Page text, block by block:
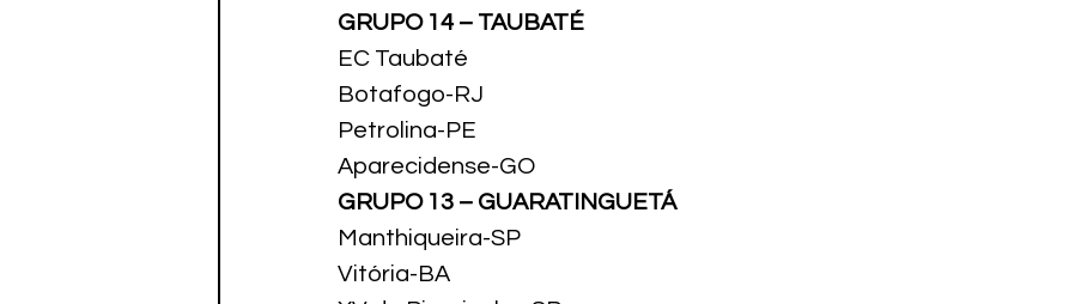
GRUPO 14 – TAUBATÉ
EC Taubaté
Botafogo-RJ
Petrolina-PE
Aparecidense-GO
GRUPO 13 – GUARATINGUETÁ
Manthiqueira-SP
Vitória-BA